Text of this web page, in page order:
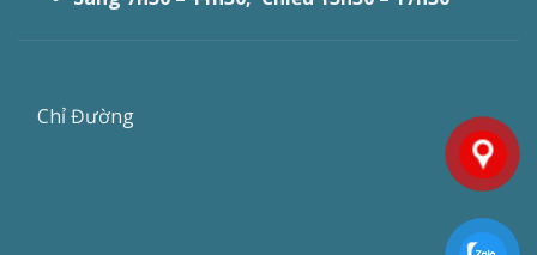
Chỉ Đường